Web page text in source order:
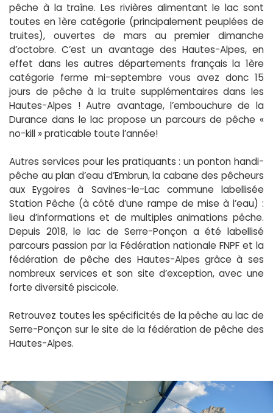
pêche à la traîne. Les rivières alimentant le lac sont
toutes en 1ère catégorie (principalement peuplées de
truites), ouvertes de mars au premier dimanche
d’octobre. C’est un avantage des Hautes-Alpes, en
effet dans les autres départements français la 1ère
catégorie ferme mi-septembre vous avez donc 15
jours de pêche à la truite supplémentaires dans les
Hautes-Alpes ! Autre avantage, l’embouchure de la
Durance dans le lac propose un parcours de pêche «
no-kill » praticable toute l’année!
Autres services pour les pratiquants : un ponton handi-
pêche au plan d’eau d’Embrun, la cabane des pêcheurs
aux Eygoires à Savines-le-Lac commune labellisée
Station Pêche (à côté d’une rampe de mise à l’eau) :
lieu d’informations et de multiples animations pêche.
Depuis 2018, le lac de Serre-Ponçon a été labellisé
parcours passion par la Fédération nationale FNPF et la
fédération de pêche des Hautes-Alpes grâce à ses
nombreux services et son site d’exception, avec une
forte diversité piscicole.
Retrouvez toutes les spécificités de la pêche au lac de
Serre-Ponçon sur le site de la fédération de pêche des
Hautes-Alpes.